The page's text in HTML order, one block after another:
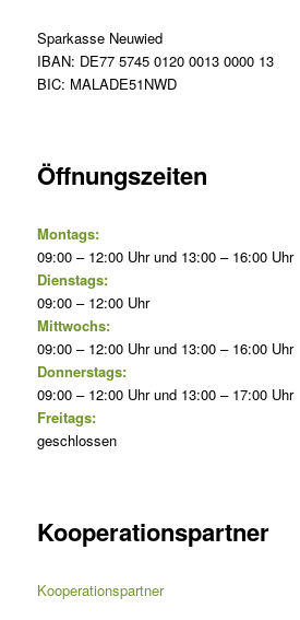
Sparkasse Neuwied
IBAN: DE77 5745 0120 0013 0000 13
BIC: MALADE51NWD
Öffnungszeiten
Montags:
09:00 – 12:00 Uhr und 13:00 – 16:00 Uhr
Dienstags:
09:00 – 12:00 Uhr
Mittwochs:
09:00 – 12:00 Uhr und 13:00 – 16:00 Uhr
Donnerstags:
09:00 – 12:00 Uhr und 13:00 – 17:00 Uhr
Freitags:
geschlossen
Kooperationspartner
Kooperationspartner